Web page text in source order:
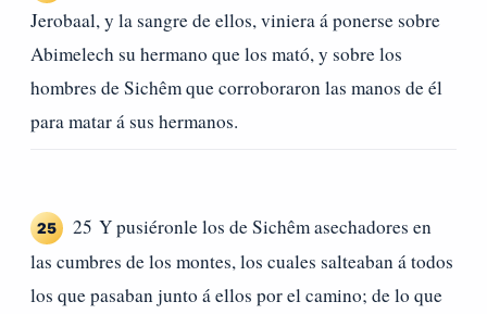
Jerobaal, y la sangre de ellos, viniera á ponerse sobre
Abimelech su hermano que los mató, y sobre los
hombres de Sichêm que corroboraron las manos de él
para matar á sus hermanos.
25
25 Y pusiéronle los de Sichêm asechadores en
las cumbres de los montes, los cuales salteaban á todos
los que pasaban junto á ellos por el camino; de lo que